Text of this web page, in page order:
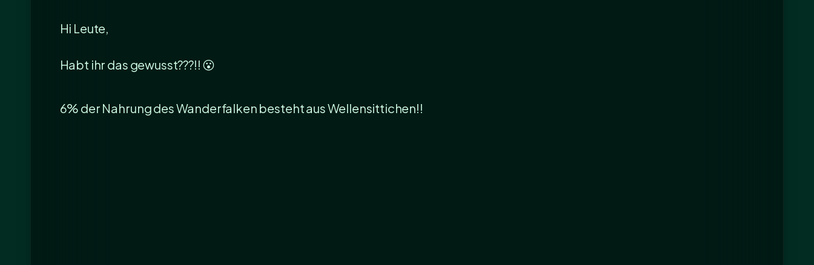
Hi Leute,
Habt ihr das gewusst???!! 😮
6% der Nahrung des Wanderfalken besteht aus Wellensittichen!!